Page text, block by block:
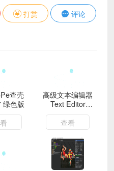
评论
打赏
查壳
绿色版
高级文本编辑器
Text Editor
v35.2.1绿色版
查看